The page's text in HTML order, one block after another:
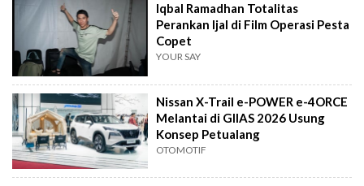
Iqbal Ramadhan Totalitas
Perankan Ijal di Film Operasi Pesta
Copet
YOUR SAY
Nissan X-Trail e-POWER e-4ORCE
Melantai di GIIAS 2026 Usung
Konsep Petualang
OTOMOTIF